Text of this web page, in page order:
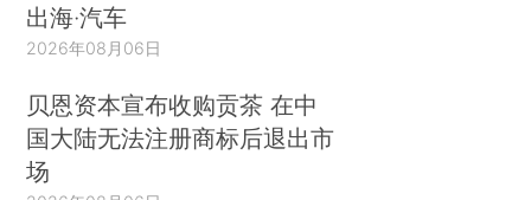
出海·汽车
2026年08月06日
贝恩资本宣布收购贡茶 在中
国大陆无法注册商标后退出市
场